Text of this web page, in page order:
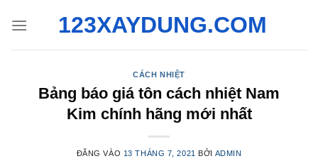
qua
123XAYDUNG.COM
CÁCH NHIỆT
Bảng báo giá tôn cách nhiệt Nam
Kim chính hãng mới nhất
ĐĂNG VÀO 13 THÁNG 7, 2021 BỞI ADMIN